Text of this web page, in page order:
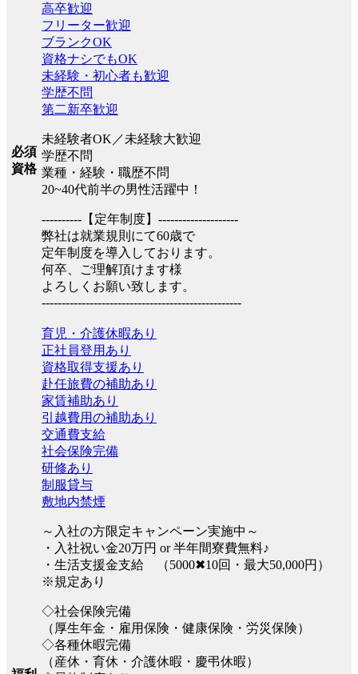
必須
資格
高卒歓迎
フリーター歓迎
ブランクOK
資格ナシでもOK
未経験・初心者も歓迎
学歴不問
第二新卒歓迎
未経験者OK／未経験大歓迎
学歴不問
業種・経験・職歴不問
20~40代前半の男性活躍中！
----------【定年制度】--------------------
弊社は就業規則にて60歳で
定年制度を導入しております。
何卒、ご理解頂けます様
よろしくお願い致します。
--------------------------------------------------
育児・介護休暇あり
正社員登用あり
資格取得支援あり
赴任旅費の補助あり
家賃補助あり
引越費用の補助あり
交通費支給
社会保険完備
研修あり
制服貸与
敷地内禁煙
～入社の方限定キャンペーン実施中～
・入社祝い金20万円 or 半年間寮費無料♪
・生活支援金支給 （5000✖10回・最大50,000円）
※規定あり
◇社会保険完備
（厚生年金・雇用保険・健康保険・労災保険）
◇各種休暇完備
（産休・育休・介護休暇・慶弔休暇）